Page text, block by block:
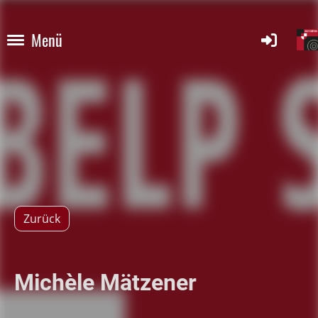
Menü
Zurück
Michèle Mätzener